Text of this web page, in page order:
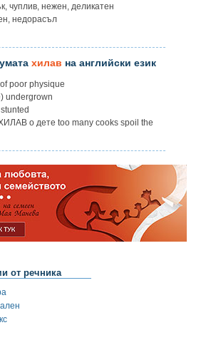
чуплив, нежен, деликатен
недорасъл
хилав на английски език
poor physique
undergrown
о дете too many cooks spoil the
от речника